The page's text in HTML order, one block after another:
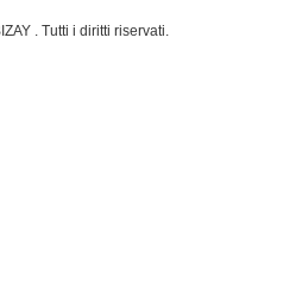
. Tutti i diritti riservati.